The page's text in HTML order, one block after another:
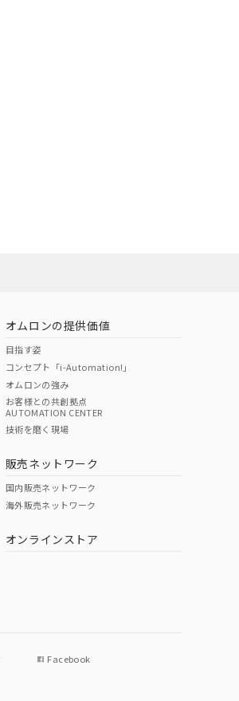
O
オムロンの提供価値
目指す姿
コンセプト「i-Automation!」
オムロンの強み
お客様との共創拠点
AUTOMATION CENTER
技術を磨く現場
販売ネットワーク
国内販売ネットワーク
海外販売ネットワーク
オンラインストア
Facebook